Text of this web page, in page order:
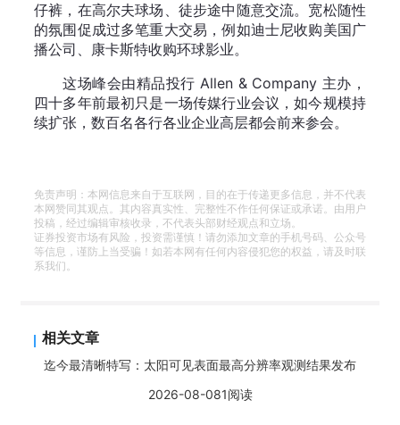
仔裤，在高尔夫球场、徒步途中随意交流。宽松随性
的氛围促成过多笔重大交易，例如迪士尼收购美国广
播公司、康卡斯特收购环球影业。
这场峰会由精品投行 Allen & Company 主办，
四十多年前最初只是一场传媒行业会议，如今规模持
续扩张，数百名各行各业企业高层都会前来参会。
免责声明：本网信息来自于互联网，目的在于传递更多信息，并不代表
本网赞同其观点。其内容真实性、完整性不作任何保证或承诺。由用户
投稿，经过编辑审核收录，不代表头部财经观点和立场。
证券投资市场有风险，投资需谨慎！请勿添加文章的手机号码、公众号
等信息，谨防上当受骗！如若本网有任何内容侵犯您的权益，请及时联
系我们。
相关文章
迄今最清晰特写：太阳可见表面最高分辨率观测结果发布
2026-08-081阅读